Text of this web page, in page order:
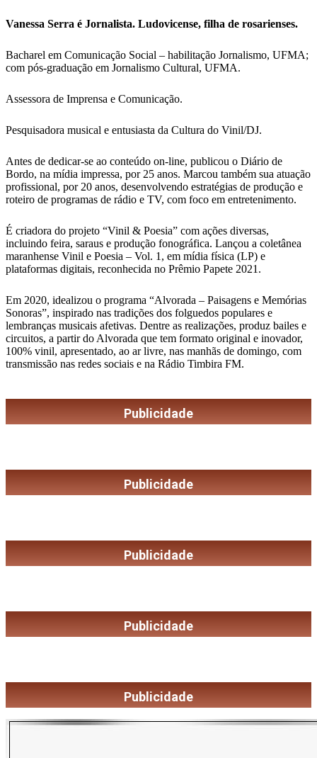
Vanessa Serra é Jornalista. Ludovicense, filha de rosarienses.
Bacharel em Comunicação Social – habilitação Jornalismo, UFMA;
com pós-graduação em Jornalismo Cultural, UFMA.
Assessora de Imprensa e Comunicação.
Pesquisadora musical e entusiasta da Cultura do Vinil/DJ.
Antes de dedicar-se ao conteúdo on-line, publicou o Diário de
Bordo, na mídia impressa, por 25 anos. Marcou também sua atuação
profissional, por 20 anos, desenvolvendo estratégias de produção e
roteiro de programas de rádio e TV, com foco em entretenimento.
É criadora do projeto “Vinil & Poesia” com ações diversas,
incluindo feira, saraus e produção fonográfica. Lançou a coletânea
maranhense Vinil e Poesia – Vol. 1, em mídia física (LP) e
plataformas digitais, reconhecida no Prêmio Papete 2021.
Em 2020, idealizou o programa “Alvorada – Paisagens e Memórias
Sonoras”, inspirado nas tradições dos folguedos populares e
lembranças musicais afetivas. Dentre as realizações, produz bailes e
circuitos, a partir do Alvorada que tem formato original e inovador,
100% vinil, apresentado, ao ar livre, nas manhãs de domingo, com
transmissão nas redes sociais e na Rádio Timbira FM.
Publicidade
Publicidade
Publicidade
Publicidade
Publicidade